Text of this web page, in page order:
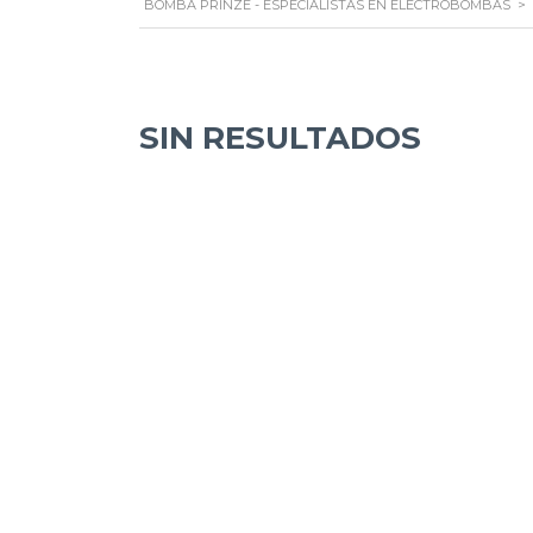
BOMBA PRINZE - ESPECIALISTAS EN ELECTROBOMBAS >
SIN RESULTADOS